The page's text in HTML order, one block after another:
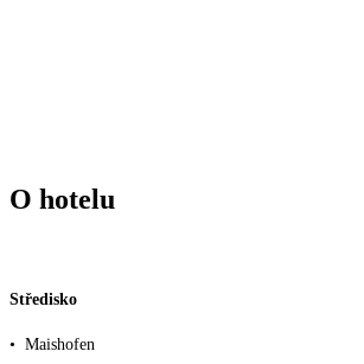
O hotelu
Středisko
• Maishofen